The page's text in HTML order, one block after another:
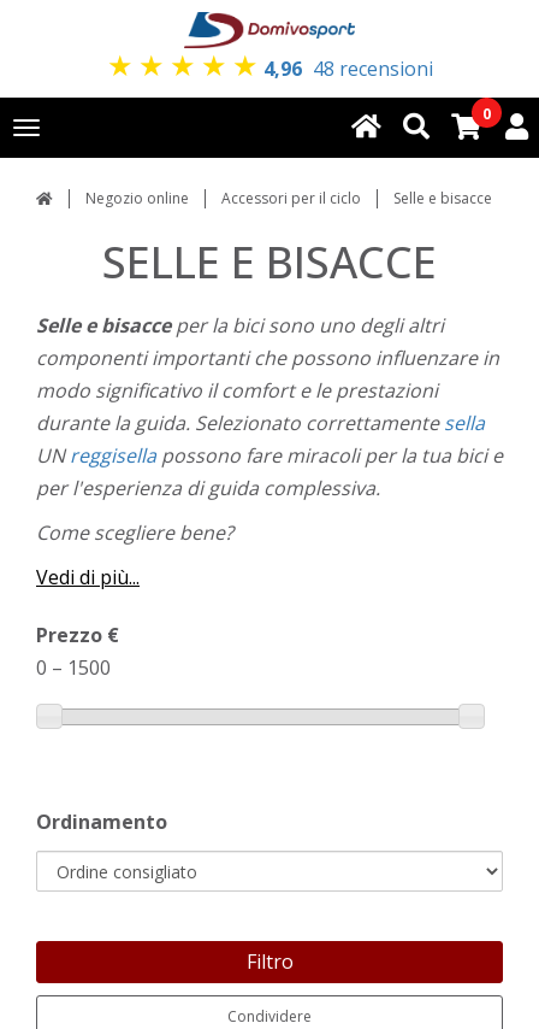
★ ★ ★ ★ ★ 4,96 48 recensioni
Toggle
navigation
0
Negozio online Accessori per il ciclo Selle e bisacce
SELLE E BISACCE
Selle e bisacceper la bici sono uno degli altri
componenti importanti che possono influenzare in
modo significativo il comfort e le prestazioni
durante la guida. Selezionato correttamentesella
UNreggisellapossono fare miracoli per la tua bici e
per l'esperienza di guida complessiva.
Come scegliere bene?
Vedi di più...
Prezzo €
0 – 1500
Ordinamento
Filtro
Condividere